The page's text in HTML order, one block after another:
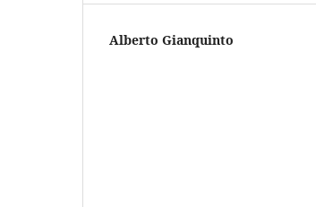
Alberto Gianquinto